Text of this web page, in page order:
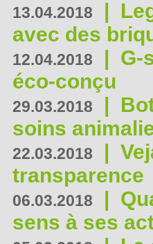
13.04.2018 |
avec des
12.04.2018 | G-
éco-conçu
29.03.2018 |
soins
22.03.2018 |
transparence
06.03.2018 |
sens à ses